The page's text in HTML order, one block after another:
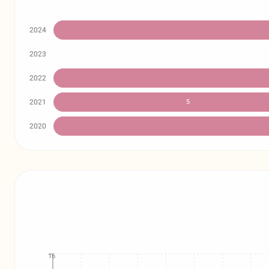
2024
2023
2022
2021 5
2020
16